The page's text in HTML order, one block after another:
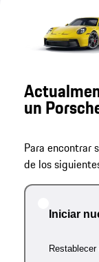
un
Para encontrar
de los
Iniciar